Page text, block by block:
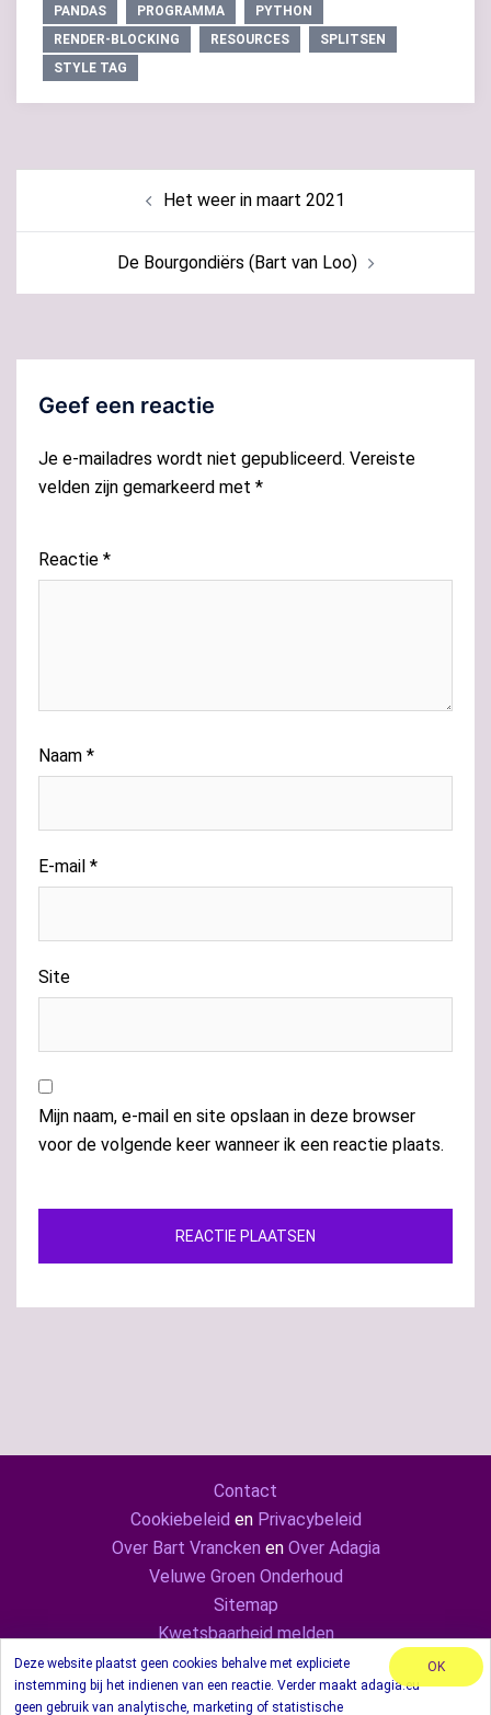
PANDAS
PROGRAMMA
PYTHON
RENDER-BLOCKING
RESOURCES
SPLITSEN
STYLE TAG
Het weer in maart 2021
De Bourgondiërs (Bart van Loo)
Geef een reactie
Je e-mailadres wordt niet gepubliceerd. Vereiste
velden zijn gemarkeerd met *
Reactie *
Naam *
E-mail *
Site
Mijn naam, e-mail en site opslaan in deze browser
voor de volgende keer wanneer ik een reactie plaats.
Contact
Cookiebeleid en Privacybeleid
Over Bart Vrancken en Over Adagia
Veluwe Groen Onderhoud
Sitemap
Kwetsbaarheid melden
Adagia ook opMastodonenLinkedIn
© 2024 Adagia. Met behulp van thema Sydney.
OK
Deze website plaatst geen cookies behalve met expliciete
instemming bij het indienen van een reactie. Verder maakt adagia.eu
geen gebruik van analytische, marketing of statistische